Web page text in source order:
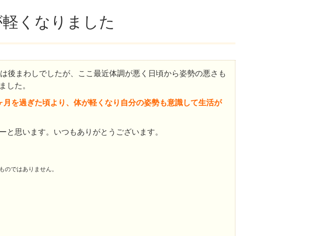
くなりました
後まわしでしたが、ここ最近体調が悪く日頃から姿勢の悪さも
した。
月を過ぎた頃より、体が軽くなり自分の姿勢も意識して生活が
と思います。いつもありがとうございます。
ではありません。